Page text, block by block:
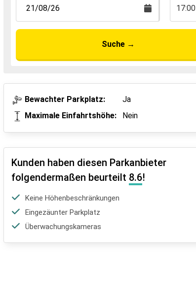
17:00
Suche →
Bewachter Parkplatz:
Ja
Maximale Einfahrtshöhe:
Nein
Kunden haben diesen Parkanbieter
folgendermaßen beurteilt 8.6!
Keine Höhenbeschränkungen
Eingezäunter Parkplatz
Überwachungskameras